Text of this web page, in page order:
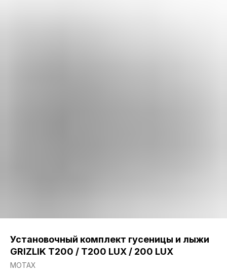
Установочный комплект гусеницы и лыжи
GRIZLIK T200 / T200 LUX / 200 LUX
МОТАХ